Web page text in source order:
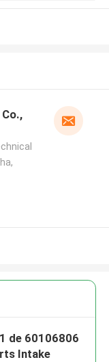
de 60106806
Intake